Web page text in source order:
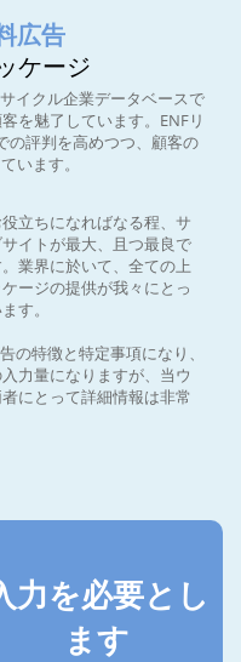
広告
ケージ
イクル企業データベースで
を魅了しています。ENFリ
の評判を高めつつ、顧客の
います。
立ちになればなる程、サ
イトが最大、且つ最良で
業界に於いて、全ての上
ージの提供が我々にとっ
す。
の特徴と特定事項になり、
力量になりますが、当ウ
にとって詳細情報は非常
力を必要とし
ます